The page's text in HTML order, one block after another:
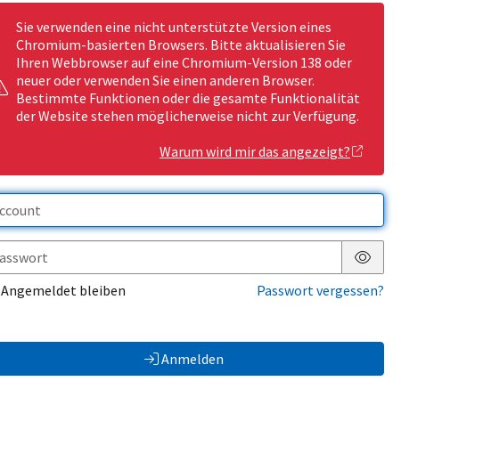
Sie verwenden eine nicht unterstützte Version eines
Chromium-basierten Browsers. Bitte aktualisieren Sie
Ihren Webbrowser auf eine Chromium-Version 138 oder
neuer oder verwenden Sie einen anderen Browser.
Bestimmte Funktionen oder die gesamte Funktionalität
der Website stehen möglicherweise nicht zur Verfügung.
Warum wird mir das angezeigt?
Passwort anzeigen
Angemeldet bleiben
Passwort vergessen?
Anmelden